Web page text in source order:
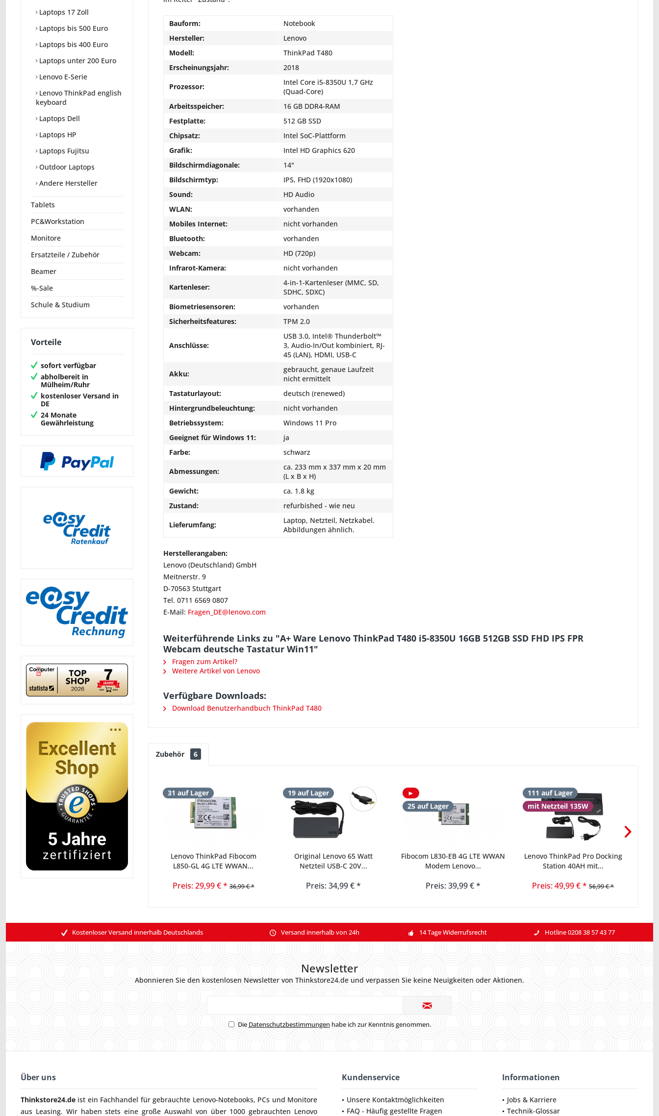
Laptops 17 Zoll
Laptops bis 500 Euro
Laptops bis 400 Euro
Laptops unter 200 Euro
Lenovo E-Serie
Lenovo ThinkPad english
keyboard
Laptops Dell
Laptops HP
Laptops Fujitsu
Outdoor Laptops
Andere Hersteller
Tablets
PC&Workstation
Monitore
Ersatzteile / Zubehör
Beamer
%-Sale
Schule & Studium
Vorteile
sofort verfügbar
abholbereit in
Mülheim/Ruhr
kostenloser Versand in
DE
24 Monate
Gewährleistung
Bauform:
Notebook
Hersteller:
Lenovo
Modell:
ThinkPad T480
Erscheinungsjahr:
2018
Prozessor:
Intel Core i5-8350U 1,7 GHz
(Quad-Core)
Arbeitsspeicher:
16 GB DDR4-RAM
Festplatte:
512 GB SSD
Chipsatz:
Intel SoC-Plattform
Grafik:
Intel HD Graphics 620
Bildschirmdiagonale:
14"
Bildschirmtyp:
IPS, FHD (1920x1080)
Sound:
HD Audio
WLAN:
vorhanden
Mobiles Internet:
nicht vorhanden
Bluetooth:
vorhanden
Webcam:
HD (720p)
Infrarot-Kamera:
nicht vorhanden
Kartenleser:
4-in-1-Kartenleser (MMC, SD,
SDHC, SDXC)
Biometriesensoren:
vorhanden
Sicherheitsfeatures:
TPM 2.0
Anschlüsse:
USB 3.0, Intel® Thunderbolt™
3, Audio-In/Out kombiniert, RJ-
45 (LAN), HDMI, USB-C
Akku:
gebraucht, genaue Laufzeit
nicht ermittelt
Tastaturlayout:
deutsch (renewed)
Hintergrundbeleuchtung:
nicht vorhanden
Betriebssystem:
Windows 11 Pro
Geeignet für Windows 11:
ja
Farbe:
schwarz
Abmessungen:
ca. 233 mm x 337 mm x 20 mm
(L x B x H)
Gewicht:
ca. 1.8 kg
Zustand:
refurbished - wie neu
Lieferumfang:
Laptop, Netzteil, Netzkabel.
Abbildungen ähnlich.
Herstellerangaben:
Lenovo (Deutschland) GmbH
Meitnerstr. 9
D-70563 Stuttgart
Tel. 0711 6569 0807
E-Mail: Fragen_DE@lenovo.com
Weiterführende Links zu "A+ Ware Lenovo ThinkPad T480 i5-8350U 16GB 512GB SSD FHD IPS FPR
Webcam deutsche Tastatur Win11"
Fragen zum Artikel?
Weitere Artikel von Lenovo
Verfügbare Downloads:
Download Benutzerhandbuch ThinkPad T480
Zubehör 6
31 auf Lager
Lenovo ThinkPad Fibocom
L850-GL 4G LTE WWAN...
Preis: 29,99 € * 36,99 € *
19 auf Lager
Original Lenovo 65 Watt
Netzteil USB-C 20V...
Preis: 34,99 € *
►
25 auf Lager
Fibocom L830-EB 4G LTE WWAN
Modem Lenovo...
Preis: 39,99 € *
111 auf Lager
mit Netzteil 135W
Lenovo ThinkPad Pro Docking
Station 40AH mit...
Preis: 49,99 € * 56,99 € *
Kostenloser Versand innerhalb Deutschlands Versand innerhalb von 24h 14 Tage Widerrufsrecht Hotline 0208 38 57 43 77
Newsletter
Abonnieren Sie den kostenlosen Newsletter von Thinkstore24.de und verpassen Sie keine Neuigkeiten oder Aktionen.
Die Datenschutzbestimmungen habe ich zur Kenntnis genommen.
Über uns
Thinkstore24.de ist ein Fachhandel für gebrauchte Lenovo-Notebooks, PCs und Monitore
aus Leasing. Wir haben stets eine große Auswahl von über 1000 gebrauchten Lenovo
Kundenservice
Unsere Kontaktmöglichkeiten
FAQ - Häufig gestellte Fragen
Informationen
Jobs & Karriere
Technik-Glossar